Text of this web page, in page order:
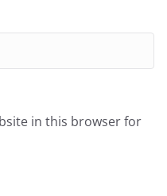
in this browser for